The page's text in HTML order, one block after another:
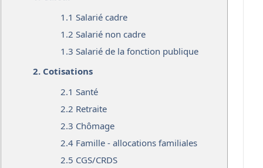
1.1 Salarié cadre
1.2 Salarié non cadre
1.3 Salarié de la fonction publique
2. Cotisations
2.1 Santé
2.2 Retraite
2.3 Chômage
2.4 Famille - allocations familiales
2.5 CGS/CRDS